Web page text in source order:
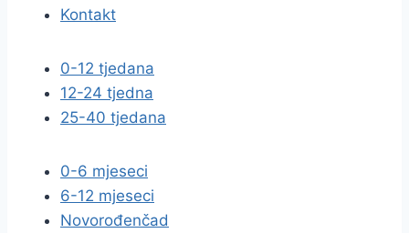
Kontakt
0-12 tjedana
12-24 tjedna
25-40 tjedana
0-6 mjeseci
6-12 mjeseci
Novorođenčad